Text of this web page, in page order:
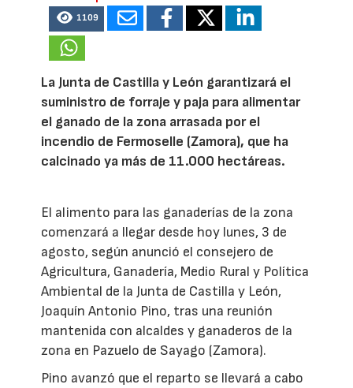
1109
La Junta de Castilla y León garantizará el
suministro de forraje y paja para alimentar
el ganado de la zona arrasada por el
incendio de Fermoselle (Zamora), que ha
calcinado ya más de 11.000 hectáreas.
El alimento para las ganaderías de la zona
comenzará a llegar desde hoy lunes, 3 de
agosto, según anunció el consejero de
Agricultura, Ganadería, Medio Rural y Política
Ambiental de la Junta de Castilla y León,
Joaquín Antonio Pino, tras una reunión
mantenida con alcaldes y ganaderos de la
zona en Pazuelo de Sayago (Zamora).
Pino avanzó que el reparto se llevará a cabo